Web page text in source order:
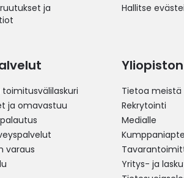
ja
Hallitse
ja omavastuu
varaus
Tietoa meistä
Rekrytointi
Medialle
Yritys- ja